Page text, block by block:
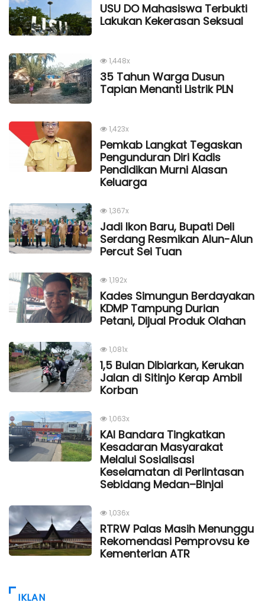
USU DO Mahasiswa Terbukti
Lakukan Kekerasan Seksual
1,448x
35 Tahun Warga Dusun
Tapian Menanti Listrik PLN
1,423x
Pemkab Langkat Tegaskan
Pengunduran Diri Kadis
Pendidikan Murni Alasan
Keluarga
1,367x
Jadi Ikon Baru, Bupati Deli
Serdang Resmikan Alun-Alun
Percut Sei Tuan
1,192x
Kades Simungun Berdayakan
KDMP Tampung Durian
Petani, Dijual Produk Olahan
1,081x
1,5 Bulan Dibiarkan, Kerukan
Jalan di Sitinjo Kerap Ambil
Korban
1,063x
KAI Bandara Tingkatkan
Kesadaran Masyarakat
Melalui Sosialisasi
Keselamatan di Perlintasan
Sebidang Medan–Binjai
1,036x
RTRW Palas Masih Menunggu
Rekomendasi Pemprovsu ke
Kementerian ATR
IKLAN